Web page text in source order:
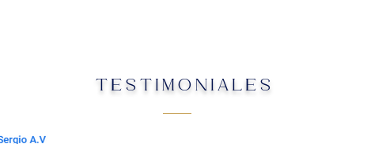
TESTIMONIALES